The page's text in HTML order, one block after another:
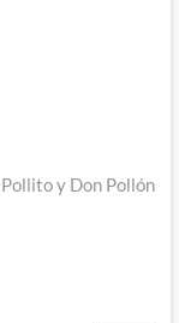
y Don Pollón